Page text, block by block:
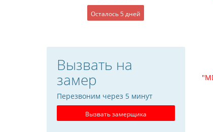
Осталось 5 дней
Вызвать на
замер
Перезвоним через 5 минут
Вызвать замерщика